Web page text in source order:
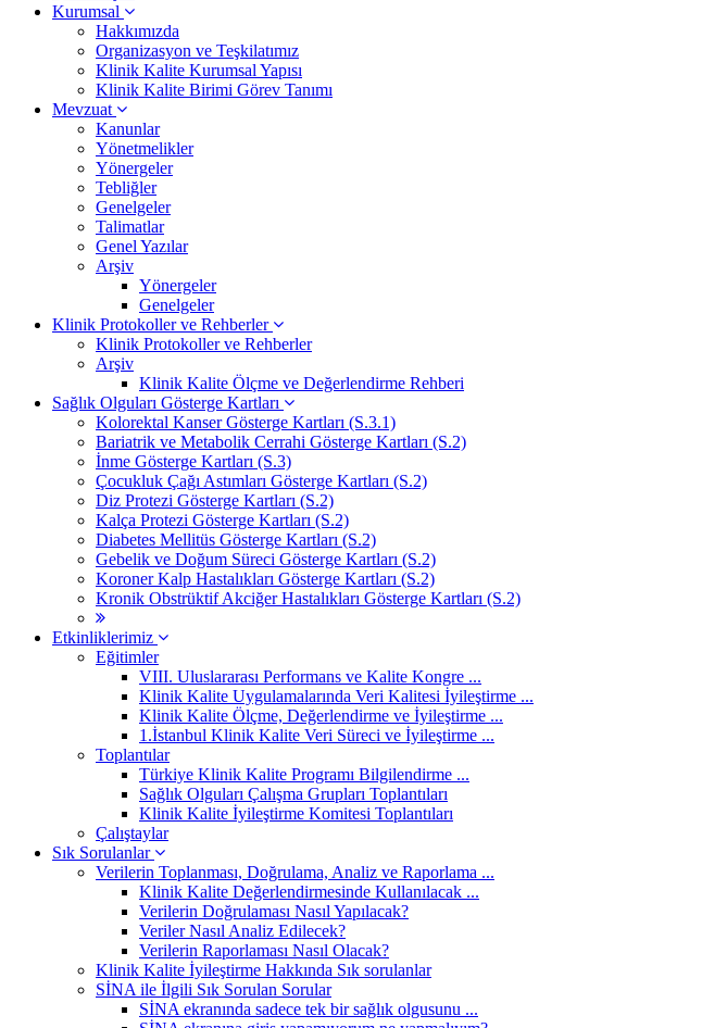
Kurumsal
Hakkımızda
Organizasyon ve Teşkilatımız
Klinik Kalite Kurumsal Yapısı
Klinik Kalite Birimi Görev Tanımı
Mevzuat
Kanunlar
Yönetmelikler
Yönergeler
Tebliğler
Genelgeler
Talimatlar
Genel Yazılar
Arşiv
Yönergeler
Genelgeler
Klinik Protokoller ve Rehberler
Klinik Protokoller ve Rehberler
Arşiv
Klinik Kalite Ölçme ve Değerlendirme Rehberi
Sağlık Olguları Gösterge Kartları
Kolorektal Kanser Gösterge Kartları (S.3.1)
Bariatrik ve Metabolik Cerrahi Gösterge Kartları (S.2)
İnme Gösterge Kartları (S.3)
Çocukluk Çağı Astımları Gösterge Kartları (S.2)
Diz Protezi Gösterge Kartları (S.2)
Kalça Protezi Gösterge Kartları (S.2)
Diabetes Mellitüs Gösterge Kartları (S.2)
Gebelik ve Doğum Süreci Gösterge Kartları (S.2)
Koroner Kalp Hastalıkları Gösterge Kartları (S.2)
Kronik Obstrüktif Akciğer Hastalıkları Gösterge Kartları (S.2)
Etkinliklerimiz
Eğitimler
VIII. Uluslararası Performans ve Kalite Kongre ...
Klinik Kalite Uygulamalarında Veri Kalitesi İyileştirme ...
Klinik Kalite Ölçme, Değerlendirme ve İyileştirme ...
1.İstanbul Klinik Kalite Veri Süreci ve İyileştirme ...
Toplantılar
Türkiye Klinik Kalite Programı Bilgilendirme ...
Sağlık Olguları Çalışma Grupları Toplantıları
Klinik Kalite İyileştirme Komitesi Toplantıları
Çalıştaylar
Sık Sorulanlar
Verilerin Toplanması, Doğrulama, Analiz ve Raporlama ...
Klinik Kalite Değerlendirmesinde Kullanılacak ...
Verilerin Doğrulaması Nasıl Yapılacak?
Veriler Nasıl Analiz Edilecek?
Verilerin Raporlaması Nasıl Olacak?
Klinik Kalite İyileştirme Hakkında Sık sorulanlar
SİNA ile İlgili Sık Sorulan Sorular
SİNA ekranında sadece tek bir sağlık olgusunu ...